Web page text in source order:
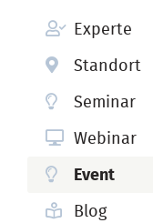
Experte
Standort
Seminar
Webinar
Event
Blog